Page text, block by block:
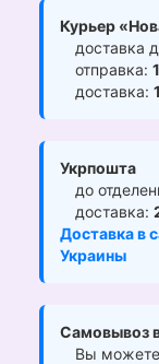
Курьер
доставка
отправка:
доставка:
Укрпошта
до
доставка:
Доставка в
Украины
Самовывоз
Вы можете